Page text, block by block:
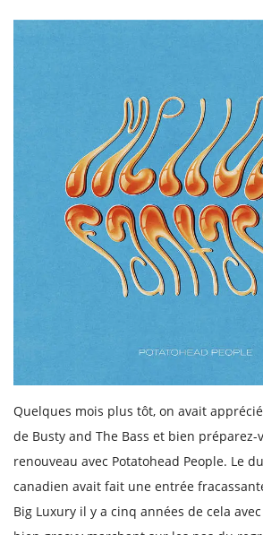
Quelques mois plus tôt, on avait
de Busty and The Bass et bien préparez-
renouveau avec Potatohead People. Le
canadien avait fait une entrée
Big Luxury il y a cinq années de cela